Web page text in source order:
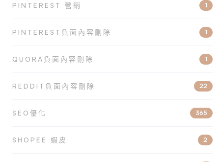
PINTEREST 營銷 1
PINTEREST負面內容刪除 1
QUORA負面內容刪除 1
REDDIT負面內容刪除 22
SEO優化 365
SHOPEE 蝦皮 2